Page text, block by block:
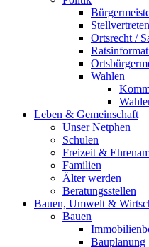
Ortsrecht /
Wahlen
Leben & Gemeinschaft
Unser Netphen
Schulen
Freizeit &
Familien
Älter werden
Beratungsstellen
Bauen, Umwelt &
Bauen
Bauplanung